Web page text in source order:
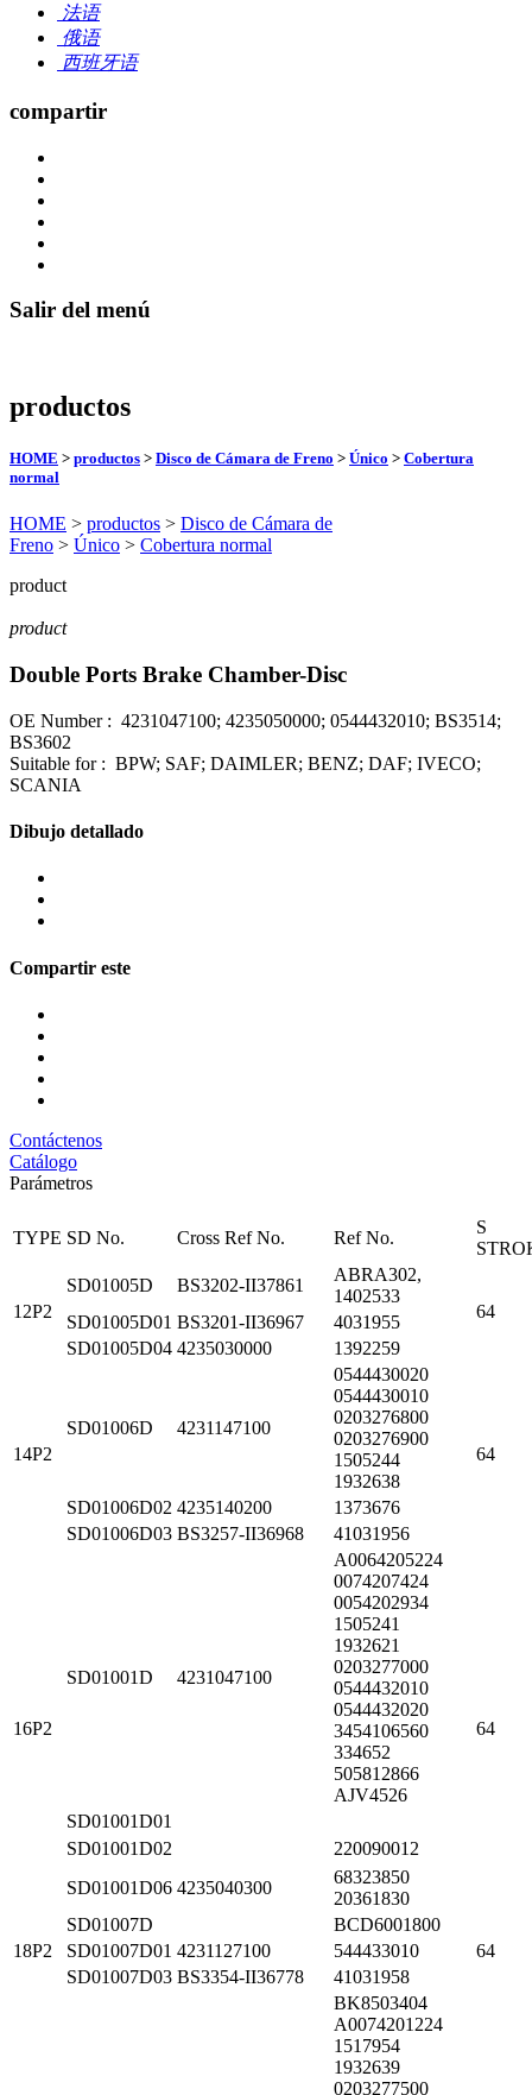
法语
俄语
西班牙语
compartir
Salir del menú
productos
HOME > productos > Disco de Cámara de Freno > Único > Cobertura
normal
HOME > productos > Disco de Cámara de
Freno > Único > Cobertura normal
product
product
Double Ports Brake Chamber-Disc
OE Number : 4231047100; 4235050000; 0544432010; BS3514;
BS3602
Suitable for : BPW; SAF; DAIMLER; BENZ; DAF; IVECO;
SCANIA
Dibujo detallado
Compartir este
Contáctenos
Catálogo
Parámetros
TYPE SD No. Cross Ref No. Ref No.
S
12P2
SD01005D BS3202-II37861
ABRA302,
1402533
64
SD01005D01 BS3201-II36967
4031955
SD01005D04 4235030000 1392259
14P2
SD01006D 4231147100
0544430020
0544430010
0203276800
0203276900
1505244
1932638
64
SD01006D02 4235140200
1373676
SD01006D03 BS3257-II36968 41031956
16P2
SD01001D 4231047100
A0064205224
0074207424
0054202934
1505241
1932621
0203277000
0544432010
0544432020
3454106560
334652
505812866
AJV4526
64
SD01001D01
SD01001D02
220090012
SD01001D06 4235040300
68323850
20361830
18P2
SD01007D
BCD6001800
64
SD01007D01 4231127100
544433010
SD01007D03 BS3354-II36778
41031958
BK8503404
A0074201224
1517954
1932639
0203277500